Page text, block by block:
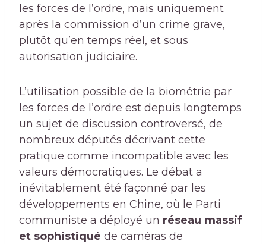
les forces de l’ordre, mais uniquement
après la commission d’un crime grave,
plutôt qu’en temps réel, et sous
autorisation judiciaire.
L’utilisation possible de la biométrie par
les forces de l’ordre est depuis longtemps
un sujet de discussion controversé, de
nombreux députés décrivant cette
pratique comme incompatible avec les
valeurs démocratiques. Le débat a
inévitablement été façonné par les
développements en Chine, où le Parti
communiste a déployé un réseau massif
et sophistiqué de caméras de